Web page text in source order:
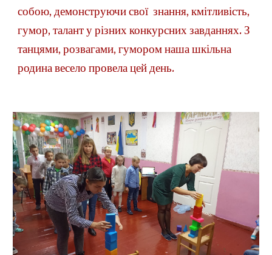
собою, демонструючи свої  знання, кмітливість,
гумор, талант у різних конкурсних завданнях. З
танцями, розвагами, гумором наша шкільна
родина весело провела цей день.